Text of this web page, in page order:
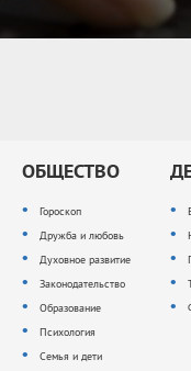
ОБЩЕСТВО
Гороскоп
Дружба и любовь
Духовное развитие
Законодательство
Образование
Психология
Семья и дети